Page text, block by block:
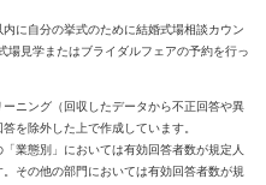
に自分の挙式のために結婚式場相談カウン
場見学またはブライダルフェアの予約を行っ
ニング（回収したデータから不正回答や異
を除外した上で作成しています。
業態別」においては有効回答者数が規定人
その他の部門においては有効回答者数が規